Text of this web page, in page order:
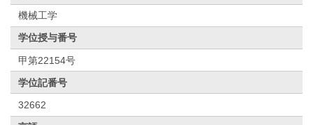
機械工学
学位授与番号
甲第22154号
学位記番号
32662